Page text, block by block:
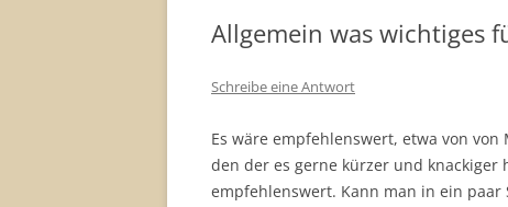
Allgemein was wichtiges
Schreibe eine Antwort
Es wäre empfehlenswert, etwa von
den der es gerne kürzer und knackiger
empfehlenswert. Kann man in ein